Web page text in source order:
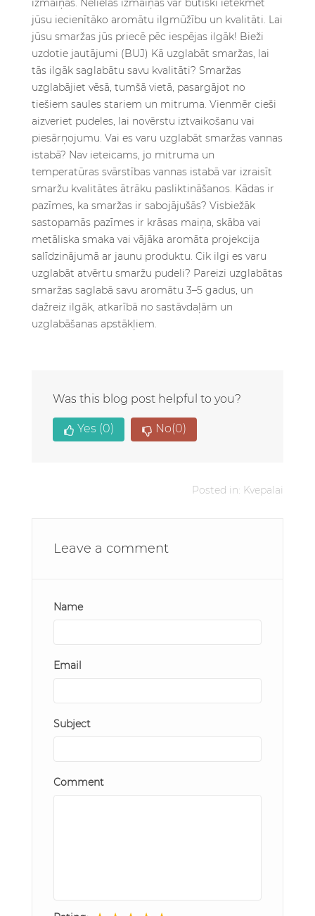
Was this blog post helpful to you?
Yes (0) No(0)
Posted in: Kvepalai
Leave a comment
Name
Email
Subject
Comment